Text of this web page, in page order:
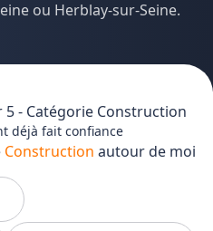
ou Herblay-sur-Seine.
Constructionautour de moi
- CatégorieConstruction
déjà fait confiance